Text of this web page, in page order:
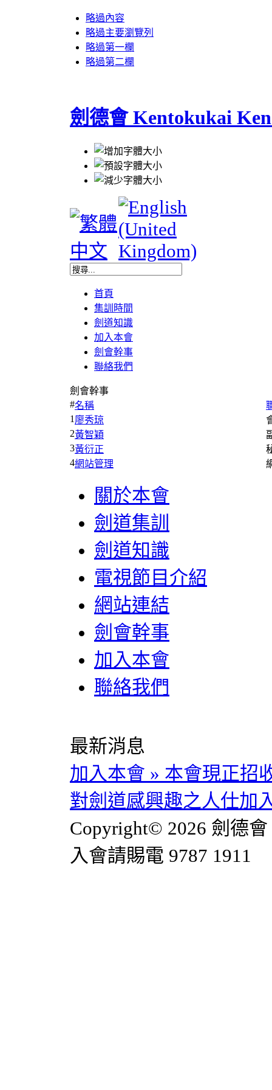
略過內容
略過主要瀏覽列
略過第一欄
略過第二欄
劍德會 Kentokukai
首頁
集訓時間
劍道知識
加入本會
劍會幹事
聯絡我們
劍會幹事
#名稱
1 廖秀琼
2黃智穎
3黃衍正
4網站管理
關於本會
劍道集訓
劍道知識
電視節目介紹
網站連結
劍會幹事
加入本會
聯絡我們
最新消息
加入本會 » 本會現正招
對劍道感興趣之人仕加
Copyright© 2026 劍德
入會請賜電 9787 1911